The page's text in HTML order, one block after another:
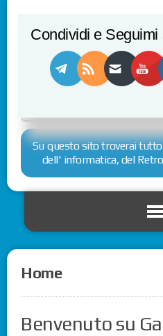
Su questo sito troverai
dell' informatica, del
Home
Benvenuto su
Condividi e